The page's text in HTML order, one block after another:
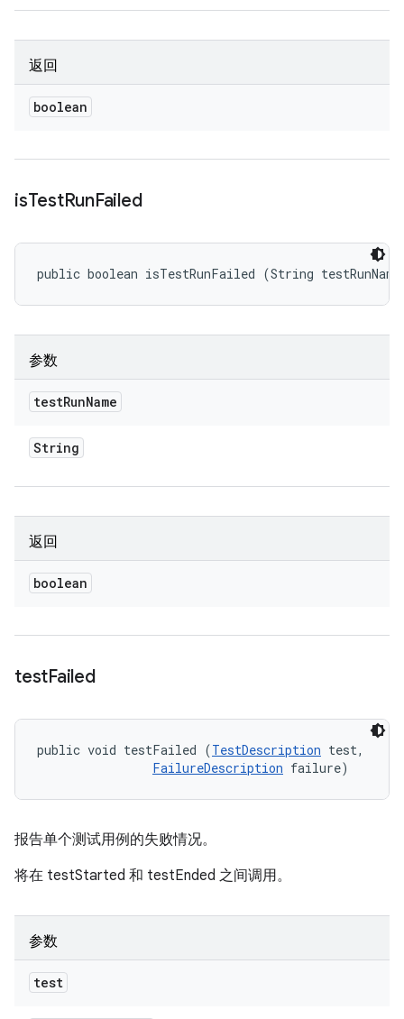
返回
boolean
isTestRunFailed
public boolean isTestRunFailed (String
参数
testRunName
String
返回
boolean
testFailed
public void testFailed (TestDescription test,
FailureDescription failure)
报告单个测试用例的失败情况。
将在 testStarted 和 testEnded 之间调用。
参数
test